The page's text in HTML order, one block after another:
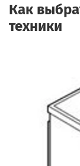
Как
техники